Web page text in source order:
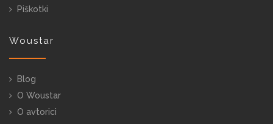
Piškotki
Woustar
Blog
O Woustar
O avtorici